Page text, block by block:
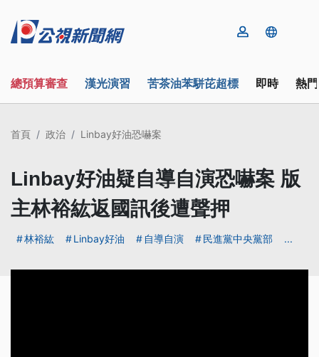
總預算審查 漢光演習 苦茶油苯駢芘超標 即時 熱
首頁 政治 Linbay好油恐嚇案
Linbay好油疑自導自演恐嚇案 版
主林裕紘返國訊後遭聲押
林裕紘 Linbay好油 自導自演 民進黨中央黨部 ...